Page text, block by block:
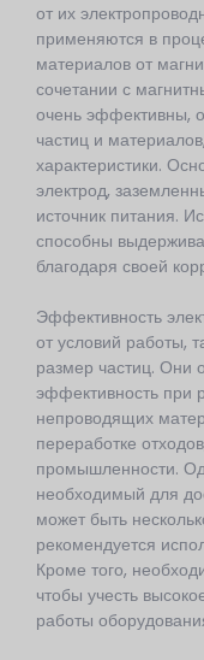
от их
применяются в
материалов от
сочетании с
очень эффективны,
частиц и
характеристики.
электрод,
источник питания.
способны
благодаря своей
Эффективность
от условий работы,
размер частиц. Они
эффективность при
непроводящих
переработке
промышленности.
необходимый для
может быть
рекомендуется
Кроме того,
чтобы учесть
работы